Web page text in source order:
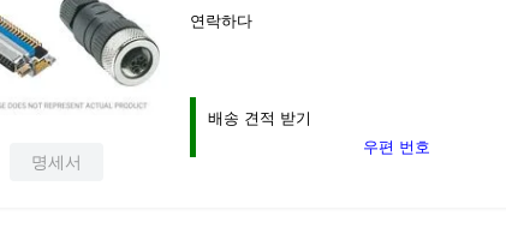
명세서
연락하다
배송 견적 받기
우편 번호